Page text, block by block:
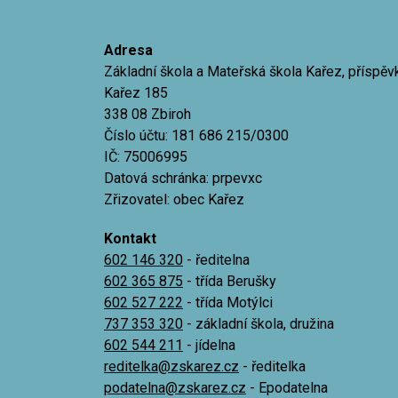
Adresa
Základní škola a Mateřská škola Kařez,
Kařez 185
338 08 Zbiroh
Číslo účtu: 181 686 215/0300
IČ: 75006995
Datová schránka: prpevxc
Zřizovatel: obec Kařez
Kontakt
602 146 320 - ředitelna
602 365 875 - třída Berušky
602 527 222 - třída Motýlci
737 353 320 - základní škola, družina
602 544 211 - jídelna
reditelka@zskarez.cz - ředitelka
podatelna@zskarez.cz - Epodatelna